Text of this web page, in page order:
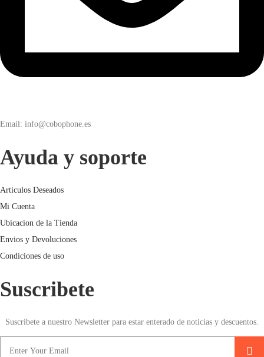
Email: info@cobophone.es
Ayuda y soporte
Articulos Deseados
Mi Cuenta
Ubicacion de la Tienda
Envios y Devoluciones
Condiciones de uso
Suscribete
Suscríbete a nuestro Newsletter para estar enterado de noticias y descuentos.